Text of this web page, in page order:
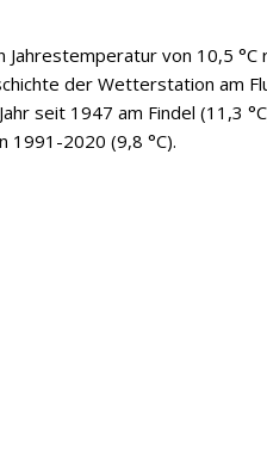
Jahrestemperatur von 10,5
der Wetterstation am
seit 1947 am Findel (11,3
1991-2020 (9,8 °C).